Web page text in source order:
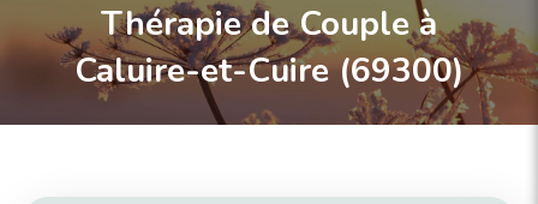
Thérapie de Couple à
Caluire-et-Cuire (69300)